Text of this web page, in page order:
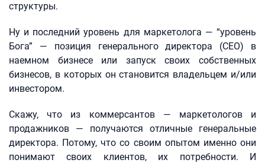
структуры.
Ну и последний уровень для маркетолога — “уровень
Бога” — позиция генерального директора (CEO) в
наемном бизнесе или запуск своих собственных
бизнесов, в которых он становится владельцем и/или
инвестором.
Скажу, что из коммерсантов — маркетологов и
продажников — получаются отличные генеральные
директора. Потому, что со своим опытом именно они
понимают своих клиентов, их потребности. И